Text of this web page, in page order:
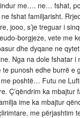
me…. ne… fshat,
fshat familjarisht.
jooo, s’je treguar i
borgjeze, vete me
dhe dyqane ne
Nga na dole fshatar i
te punosh edhe burrë e
poshtë… Futu ne
Ç’qëndrim ka
ime ka mbajtur
me përjashtim